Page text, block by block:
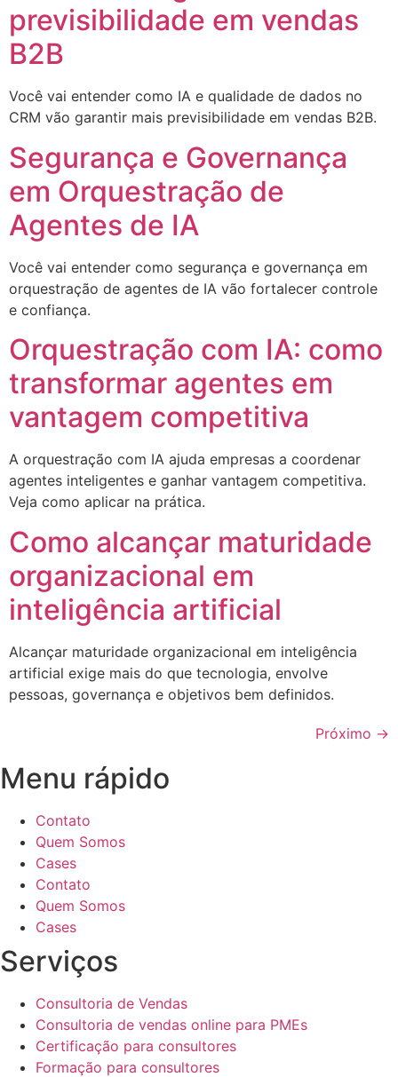
previsibilidade em vendas
B2B
Você vai entender como IA e qualidade de dados no
CRM vão garantir mais previsibilidade em vendas B2B.
Segurança e Governança
em Orquestração de
Agentes de IA
Você vai entender como segurança e governança em
orquestração de agentes de IA vão fortalecer controle
e confiança.
Orquestração com IA: como
transformar agentes em
vantagem competitiva
A orquestração com IA ajuda empresas a coordenar
agentes inteligentes e ganhar vantagem competitiva.
Veja como aplicar na prática.
Como alcançar maturidade
organizacional em
inteligência artificial
Alcançar maturidade organizacional em inteligência
artificial exige mais do que tecnologia, envolve
pessoas, governança e objetivos bem definidos.
Próximo →
Menu rápido
Contato
Quem Somos
Cases
Contato
Quem Somos
Cases
Serviços
Consultoria de Vendas
Consultoria de vendas online para PMEs
Certificação para consultores
Formação para consultores